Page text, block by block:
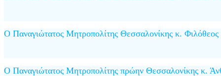
Ο Παναγιώτατος Μητροπολίτης Θεσσαλονίκης κ. Φιλόθεος
Ο Παναγιώτατος Μητροπολίτης πρώην Θεσσαλονίκης κ.